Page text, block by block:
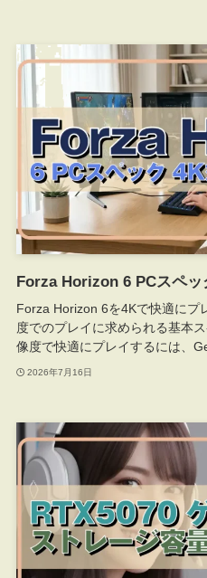
Forza Horizon 6 PCスペッ
Forza Horizon 6を4Kで快適にプ
度でのプレイに求められる基本
像度で快適にプレイするには、
2026年7月16日